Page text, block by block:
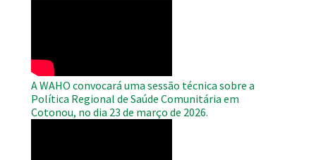
A WAHO convocará uma sessão técnica sobre a
Política Regional de Saúde Comunitária em
Cotonou, no dia 23 de março de 2026.